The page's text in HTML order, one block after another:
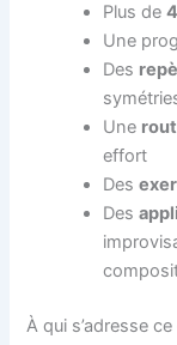
Plus de
Une
Des
Une
effort
Des
Des
À qui s’adresse